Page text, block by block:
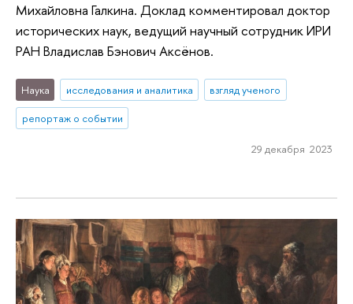
Михайловна Галкина. Доклад комментировал доктор
исторических наук, ведущий научный сотрудник ИРИ
РАН Владислав Бэнович Аксёнов.
Наука исследования и аналитика
взгляд ученого
репортаж о событии
29 декабря 2023